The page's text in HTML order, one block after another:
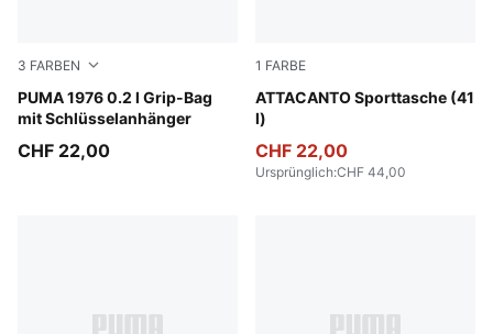
3 FARBEN
PUMA 1976 0.2 l Grip-Bag
mit Schlüsselanhänger
Vibrant Green
CHF 22,00
1 FARBE
ATTACANTO Sporttasche (41
l)
PUMA Black-PUMA White
CHF 22,00
Ursprünglich:CHF 44,00